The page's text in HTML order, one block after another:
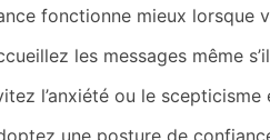
fonctionne mieux lorsque
les messages même
l’anxiété ou le scepticisme